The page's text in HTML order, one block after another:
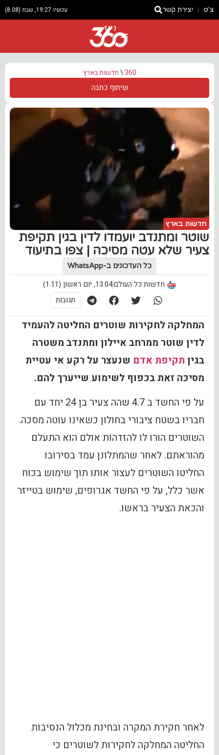
צ'ט יצירת קשר עכשיו 19:27, שבת (8.08)
ניוז
360
\חדשות בארץ
שיתוף כתבה
חדשות בארץ
‏שוטר ומתנדב יועמדו לדין בגין תקיפת
צעיר שלא עטה מסיכה | צפו בתיעוד
כל העדכונים ב-WhatsApp
חדשות כל העולם13:04, יום ראשון (1.11)
תגובות
המחלקה לחקירות שוטרים החליטה להעמיד
לדין שוטר ממרחב איילון ומתנדב משטרה
בגין תקיפת אדם שנעצר על רקע אי עטיית
מסיכה זאת בכפוף לשימוע שייערך להם.
על פי החשד ב 4.7 שהה צעיר בן 24 יחד עם
חבריו בשטח ציבורי בחולון כשאינו עוטה מסכה.
השוטרים הורו לו להזדהות אולם הוא התעלם
מהוראתם. לאחר שהמתלונן עמד בסירובו
החליטו השוטרים לעצור אותו תוך שימוש בכוח
אשר כלל, על פי החשד אגרופים, שימוש בטייזר
והכאת הצעיר בראשו.
לאחר חקירת המקרה ובחינת מכלול הנסיבות
החליטה המחלקה לחקירות לשוטרים כי